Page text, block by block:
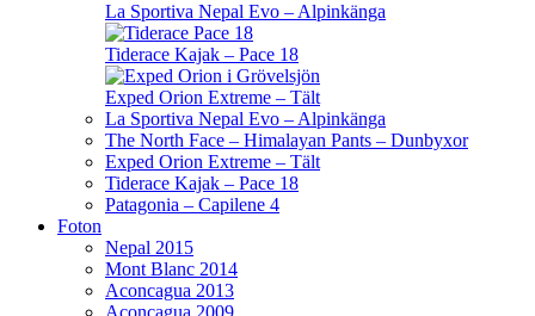
La Sportiva Nepal Evo – Alpinkänga
Tiderace Kajak – Pace 18
Exped Orion Extreme – Tält
La Sportiva Nepal Evo – Alpinkänga
The North Face – Himalayan Pants – Dunbyxor
Exped Orion Extreme – Tält
Tiderace Kajak – Pace 18
Patagonia – Capilene 4
Foton
Nepal 2015
Mont Blanc 2014
Aconcagua 2013
Aconcagua 2009